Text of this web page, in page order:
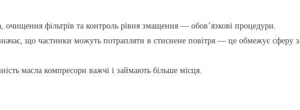
очищення фільтрів та контроль рівня змащення — обов’язкові процедури.
що частинки можуть потрапляти в стиснене повітря — це обмежує сферу
масла компресори важчі і займають більше місця.